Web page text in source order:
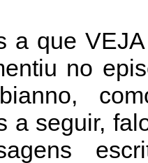
a que
no
a seguir,